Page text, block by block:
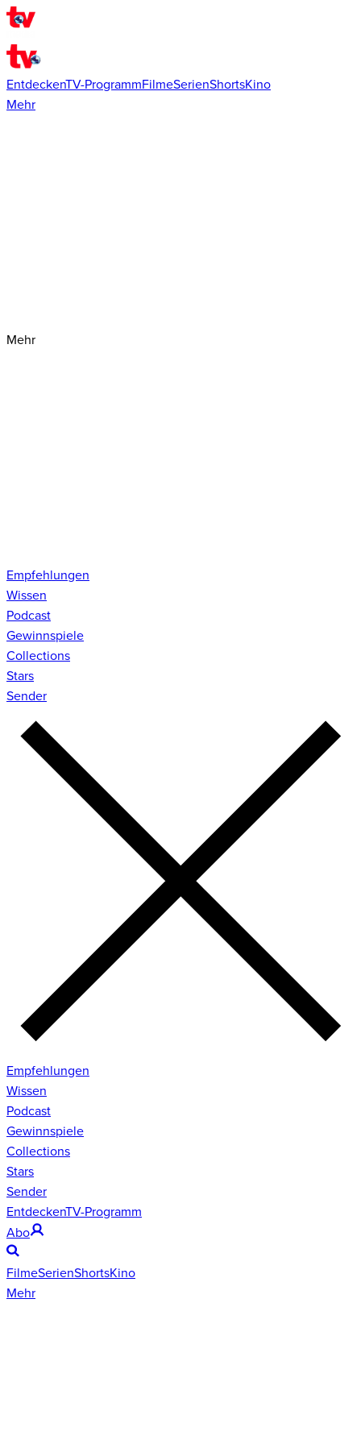
EntdeckenTV-ProgrammFilmeSerienShortsKino
Mehr
Mehr
Empfehlungen
Wissen
Podcast
Gewinnspiele
Collections
Stars
Sender
Empfehlungen
Wissen
Podcast
Gewinnspiele
Collections
Stars
Sender
EntdeckenTV-Programm
Abo
FilmeSerienShortsKino
Mehr